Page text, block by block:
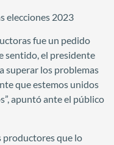
elecciones 2023
fue un pedido
sentido, el presidente
superar los problemas
que estemos unidos
apuntó ante el público
productores que lo